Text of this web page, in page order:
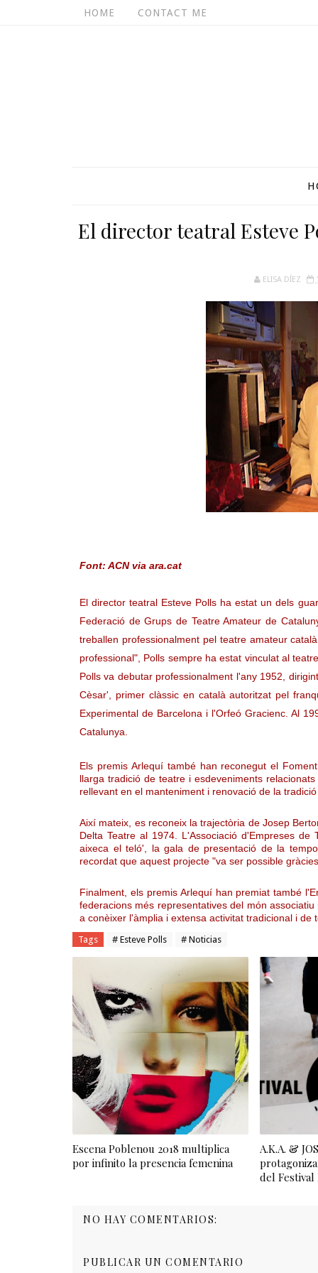
HOME CONTACT ME
El director teatral Esteve
ELISA DÍEZ
Font: ACN via ara.cat
El director teatral Esteve Polls ha estat un dels
Federació de Grups de Teatre Amateur de
treballen professionalment pel teatre amateur
professional", Polls sempre ha estat vinculat al
Polls va debutar professionalment l'any 1952,
Cèsar', primer clàssic en català autoritzat pel
Experimental de Barcelona i l'Orfeó Gracienc. Al
Catalunya.
Els premis Arlequí també han reconegut el
llarga tradició de teatre i esdeveniments
rellevant en el manteniment i renovació de la
Així mateix, es reconeix la trajectòria de Josep
Delta Teatre al 1974. L'Associació d'Empreses
aixeca el teló', la gala de presentació de la
recordat que aquest projecte "va ser possible
Finalment, els premis Arlequí han premiat també
federacions més representatives del món
a conèixer l'àmplia i extensa activitat tradicional i de
Tags # Esteve Polls # Noticias
Escena Poblenou 2018 multiplica
por infinito la presencia femenina
A.K.A. &
del Festival
NO HAY COMENTARIOS:
PUBLICAR UN COMENTARIO